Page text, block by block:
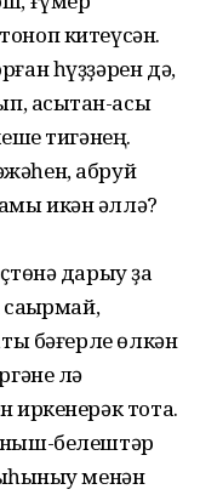
китеүсән.
һүҙҙәрен дә,
асыҡтан-асыҡ
тигәнең.
абруй
икән әллә?
дарыу ҙа
бәғерле өлкән
лә
иркенерәк тота.
белештәр
менән